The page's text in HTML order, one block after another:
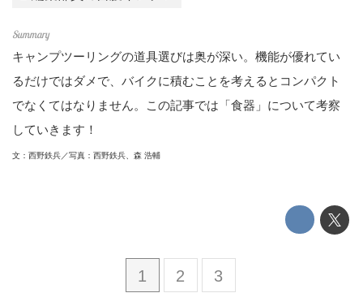
キャンプツーリングの道具選びは奥が深い。機能が優れてい
るだけではダメで、バイクに積むことを考えるとコンパクト
でなくてはなりません。この記事では「食器」について考察
していきます！
文：西野鉄兵／写真：西野鉄兵、森 浩輔
1 2 3